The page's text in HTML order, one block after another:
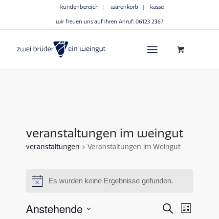
kundenbereich warenkorb kasse
wir freuen uns auf Ihren Anruf: 06123 2367
veranstaltungen im weingut
veranstaltungen Veranstaltungen im Weingut
HinweisEs wurden keine Ergebnisse gefunden.
Suche
Liste
Anstehende